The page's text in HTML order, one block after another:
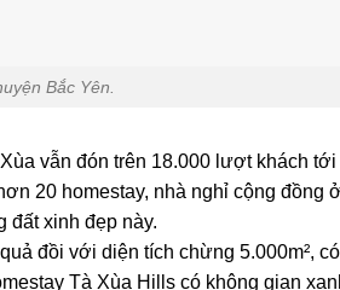
Bắc Yên.
vẫn đón trên 18.000 lượt khách tới
20 homestay, nhà nghỉ cộng đồng
đất xinh đẹp này.
đồi với diện tích chừng 5.000m²,
Tà Xùa Hills có không gian